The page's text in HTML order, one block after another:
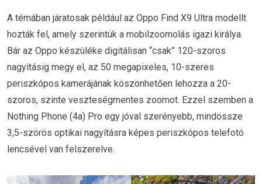
A témában járatosak például az Oppo Find X9 Ultra modellt
hozták fel, amely szerintük a mobilzoomolás igazi királya.
Bár az Oppo készüléke digitálisan “csak” 120-szoros
nagyításig megy el, az 50 megapixeles, 10-szeres
periszkópos kamerájának köszönhetően lehozza a 20-
szoros, szinte veszteségmentes zoomot. Ezzel szemben a
Nothing Phone (4a) Pro egy jóval szerényebb, mindössze
3,5-szörös optikai nagyításra képes periszkópos telefotó
lencsével van felszerelve.